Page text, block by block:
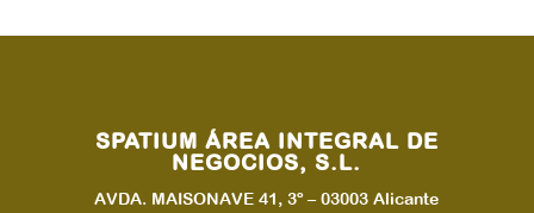
SPATIUM ÁREA INTEGRAL DE
NEGOCIOS, S.L.
AVDA. MAISONAVE 41, 3º – 03003 Alicante